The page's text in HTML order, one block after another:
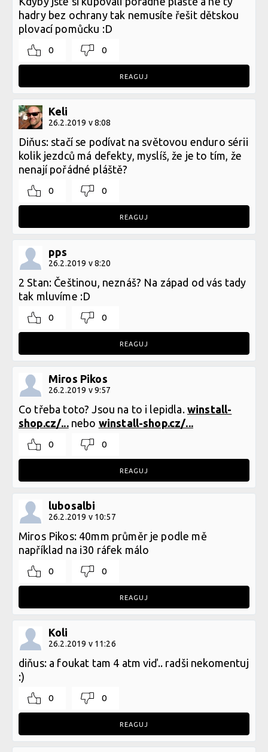
hadry bez ochrany tak nemusíte řešit dětskou
plovací pomůcku :D
0 0
REAGUJ
Keli
26.2.2019 v 8:08
Diňus: stačí se podívat na světovou enduro sérii
kolik jezdců má defekty, myslíš, že je to tím, že
nenají pořádné pláště?
0 0
REAGUJ
pps
26.2.2019 v 8:20
2 Stan: Češtinou, neznáš? Na západ od vás tady
tak mluvíme :D
0 0
REAGUJ
Miros Pikos
26.2.2019 v 9:57
Co třeba toto? Jsou na to i lepidla. winstall-
shop.cz/...nebo winstall-shop.cz/...
0 0
REAGUJ
lubosalbi
26.2.2019 v 10:57
Miros Pikos: 40mm průměr je podle mě
například na i30 ráfek málo
0 0
REAGUJ
Koli
26.2.2019 v 11:26
diňus: a foukat tam 4 atm viď.. radši nekomentuj
:)
0 0
REAGUJ